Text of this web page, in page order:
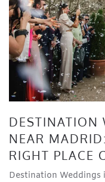
DESTINATION
NEAR
RIGHT PLACE
Destination Weddings